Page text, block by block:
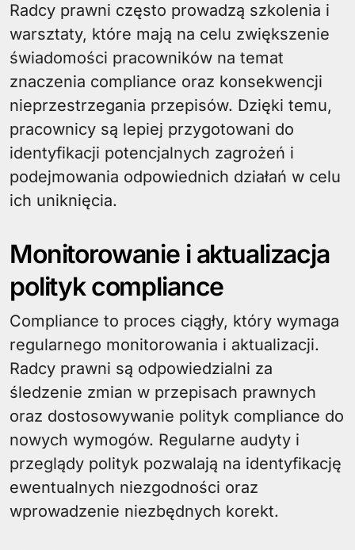
Radcy prawni często prowadzą szkolenia i
warsztaty, które mają na celu zwiększenie
świadomości pracowników na temat
znaczenia compliance oraz konsekwencji
nieprzestrzegania przepisów. Dzięki temu,
pracownicy są lepiej przygotowani do
identyfikacji potencjalnych zagrożeń i
podejmowania odpowiednich działań w celu
ich uniknięcia.
Monitorowanie i aktualizacja
polityk compliance
Compliance to proces ciągły, który wymaga
regularnego monitorowania i aktualizacji.
Radcy prawni są odpowiedzialni za
śledzenie zmian w przepisach prawnych
oraz dostosowywanie polityk compliance do
nowych wymogów. Regularne audyty i
przeglądy polityk pozwalają na identyfikację
ewentualnych niezgodności oraz
wprowadzenie niezbędnych korekt.